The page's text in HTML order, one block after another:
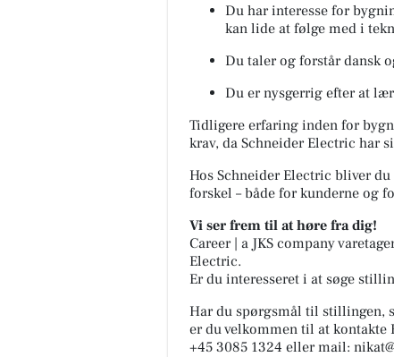
Du har interesse for
kan lide at følge med i
Du taler og forstår dansk
Du er nysgerrig efter at
Tidligere erfaring inden for
krav, da Schneider Electric har
Hos Schneider Electric bliver
forskel – både for kunderne og
Vi ser frem til at høre fra dig!
Career | a JKS company
Electric.
Er du interesseret i at søge
Har du spørgsmål til stillingen,
er du velkommen til at kontakte
+45 3085 1324 eller mail: